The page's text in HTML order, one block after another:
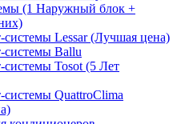
(1 Наружный блок +
системы Lessar (Лучшая цена)
системы Ballu
системы Tosot (5 Лет
системы QuattroClima